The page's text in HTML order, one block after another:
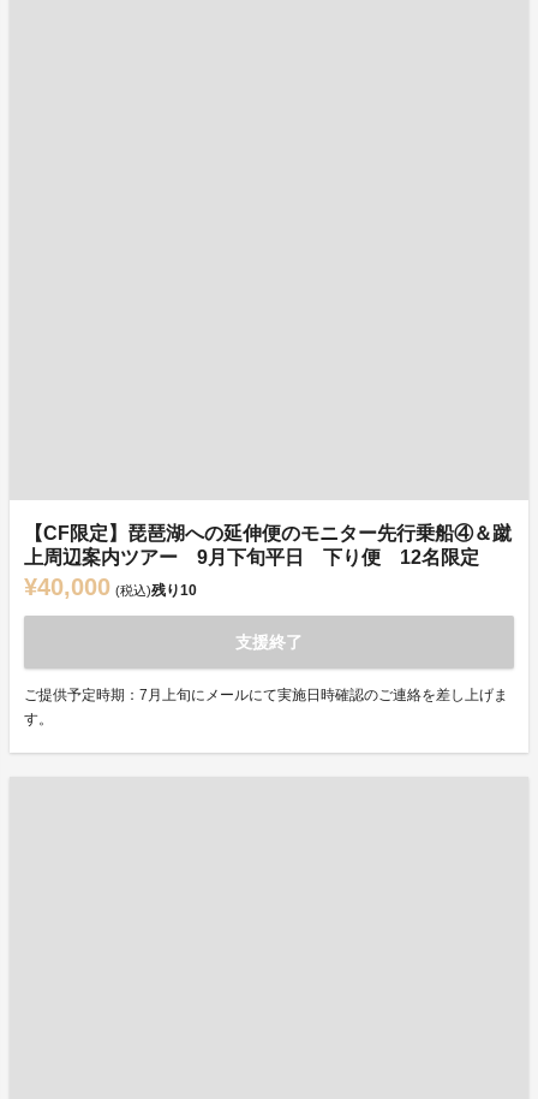
【CF限定】琵琶湖への延伸便のモニター先行乗船④＆蹴
上周辺案内ツアー 9月下旬平日 下り便 12名限定
¥40,000 (税込)残り10
支援終了
ご提供予定時期：7月上旬にメールにて実施日時確認のご連絡を差し上げま
す。